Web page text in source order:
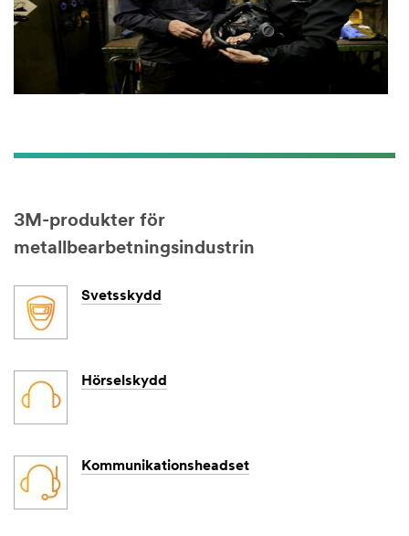
3M-produkter för
metallbearbetningsindustrin
Svetsskydd
Hörselskydd
Kommunikationsheadset